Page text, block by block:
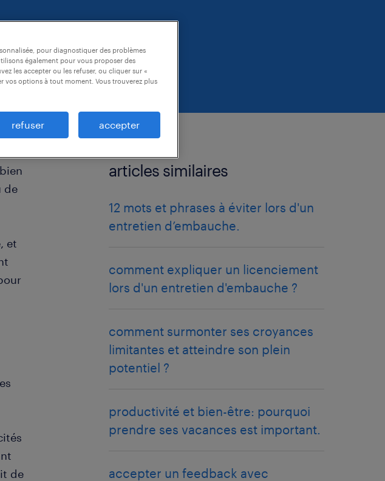
de
et
de
articles similaires
12 mots et phrases à éviter lors d'un
entretien d’embauche.
comment expliquer un licenciement
lors d'un entretien d'embauche ?
comment surmonter ses croyances
limitantes et atteindre son plein
potentiel ?
productivité et bien-être: pourquoi
prendre ses vacances est important.
accepter un feedback avec
pour diagnostiquer des problèmes
également pour vous proposer des
les accepter ou les refuser, ou cliquer sur «
vos options à tout moment. Vous trouverez plus
refuser accepter